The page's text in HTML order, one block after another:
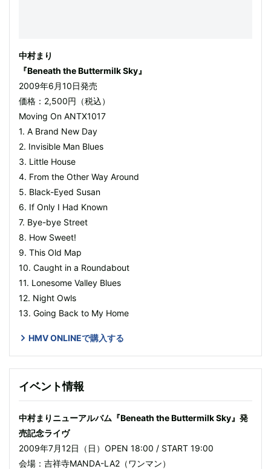
中村まり
『Beneath the Buttermilk Sky』
2009年6月10日発売
価格：2,500円（税込）
Moving On ANTX1017
1. A Brand New Day
2. Invisible Man Blues
3. Little House
4. From the Other Way Around
5. Black-Eyed Susan
6. If Only I Had Known
7. Bye-bye Street
8. How Sweet!
9. This Old Map
10. Caught in a Roundabout
11. Lonesome Valley Blues
12. Night Owls
13. Going Back to My Home
HMV ONLINEで購入する
イベント情報
中村まりニューアルバム『Beneath the Buttermilk Sky』発
売記念ライヴ
2009年7月12日（日）OPEN 18:00 / START 19:00
会場：吉祥寺MANDA-LA2（ワンマン）